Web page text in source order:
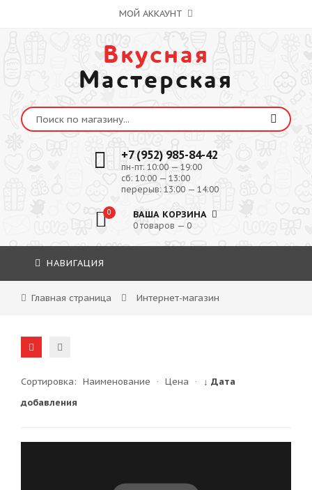
МОЙ АККАУНТ
Вкусная
Мастерская
+7 (952) 985-84-42
пн-пт: 10:00 — 19:00
сб: 10:00 — 13:00
перерыв: 13:00 — 14:00
0 ВАША КОРЗИНА
0 товаров — 0
НАВИГАЦИЯ
Главная страница Интернет-магазин
Сортировка: Наименование · Цена ·
↓ Дата
добавления